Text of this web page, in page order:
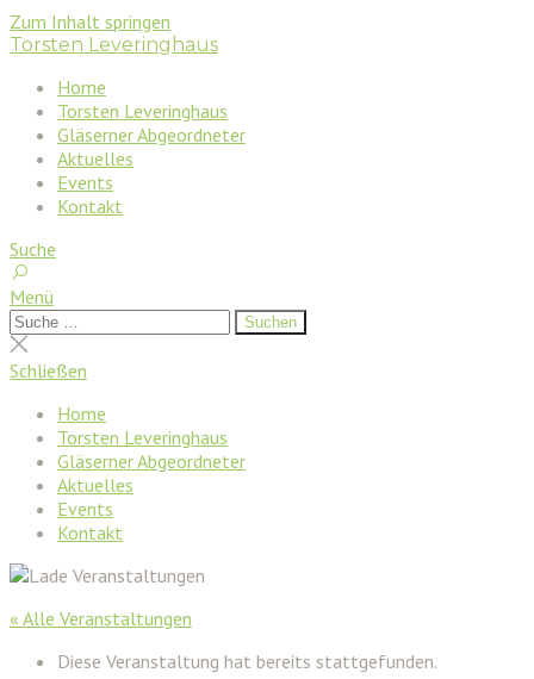
Zum Inhalt springen
Torsten Leveringhaus
Home
Torsten Leveringhaus
Gläserner Abgeordneter
Aktuelles
Events
Kontakt
Suche
Menü
Suchen
nach:
Suchen
Suche
schließen
Schließen
Home
Torsten Leveringhaus
Gläserner Abgeordneter
Aktuelles
Events
Kontakt
« Alle Veranstaltungen
Diese Veranstaltung hat bereits stattgefunden.